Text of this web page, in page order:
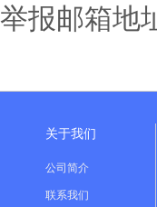
举报邮箱地
关于我们
公司简介
联系我们